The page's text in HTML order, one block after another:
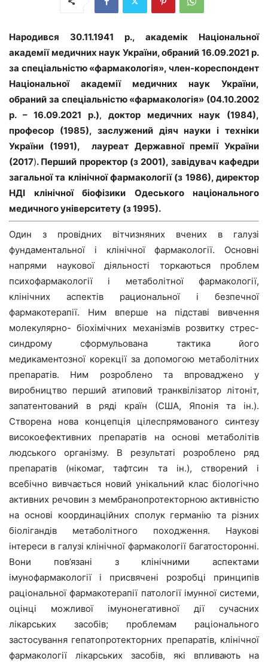
Народився 30.11.1941 р., академік Національної
академії медичних наук України, обраний 16.09.2021 р.
за спеціальністю «фармакологія», член-кореспондент
Національної академії медичних наук України,
обраний за спеціальністю «фармакологія» (04.10.2002
р. – 16.09.2021 р.), доктор медичних наук (1984),
професор (1985), заслужений діяч науки і техніки
України (1991),
лауреат Державної премії України
(2017). Перший проректор (з 2001), завідувач кафедри
загальної та клінічної фармакології (з 1986), директор
НДІ клінічної біофізики Одеського національного
медичного університету (з 1995).
Один з провідних вітчизняних вчених в галузі
фундаментальної і клінічної фармакології. Основні
напрями наукової діяльності торкаються проблем
психофармакології і метаболітної фармакології,
клінічних аспектів рациональної і безпечної
фармакотерапії. Ним вперше на підставі вивчення
молекулярно- біохімічних механізмів розвитку стрес-
синдрому сформульована тактика його
медикаментозної корекції за допомогою метаболітних
препаратів. Ним розроблено та впроваджено у
виробництво перший атиповий транквілізатор літоніт,
запатентований в ряді країн (США, Японія та ін.).
Створена нова концепція цілеспрямованого синтезу
високоефективних препаратів на основі метаболітів
людського організму. В результаті розроблено ряд
препаратів (нікомаг, тафтсин та ін.), створений і
всебічно вивчається новий унікальний клас біологічно
активних речовин з мембранопротекторною активністю
на основі координаційних сполук германію та різних
біолігандів метаболітного походження. Наукові
інтереси в галузі клінічної фармакології багатосторонні.
Вони пов’язані з клінічними аспектами
імунофармакології і присвячені розробці принципів
раціональної фармакотерапії патології імунної системи,
оцінці можливої імунонегативної дії сучасних
лікарських засобів; проблемам раціонального
застосування гепатопротекторних препаратів, клінічної
фармакології лікарських засобів, які впливають на